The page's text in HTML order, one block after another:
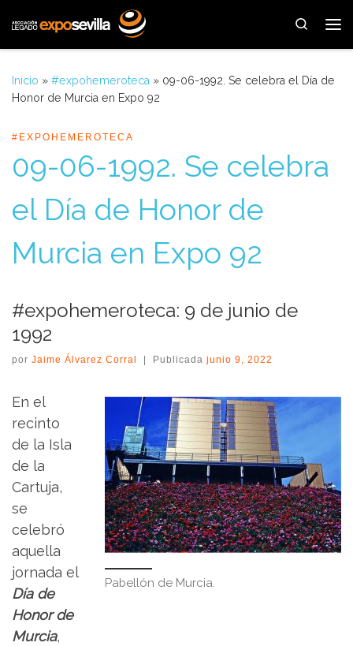
Saltar al contenido
Search
Inicio » #expohemeroteca » 09-06-1992. Se celebra el Día de
Honor de Murcia en Expo 92
#EXPOHEMEROTECA
09-06-1992. Se celebra
el Día de Honor de
Murcia en Expo 92
#expohemeroteca: 9 de junio de
1992
por Jaime Álvarez Corral Publicada junio 9, 2022
Pabellón de Murcia.
En el
recinto
de la Isla
de la
Cartuja,
se
celebró
aquella
jornada el
Día de
Honor de
Murcia,